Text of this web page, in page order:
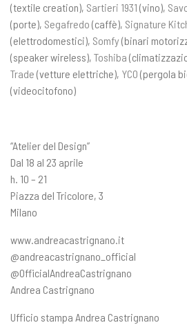
(textile creation), Sartieri 1931 (vino),
(porte), Segafredo (caffè), Signature
(elettrodomestici), Somfy (binari
(speaker wireless), Toshiba
Trade (vetture elettriche), YCO (pergola
(videocitofono)
“Atelier del Design”
Dal 18 al 23 aprile
h. 10 – 21
Piazza del Tricolore, 3
Milano
www.andreacastrignano.it
@andreacastrignano_official
@OfficialAndreaCastrignano
Andrea Castrignano
Ufficio stampa Andrea Castrignano